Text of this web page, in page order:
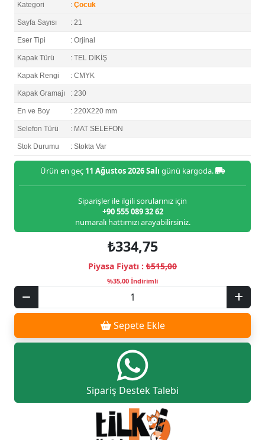
Kategori : Çocuk
Sayfa Sayısı : 21
Eser Tipi : Orjinal
Kapak Türü : TEL DİKİŞ
Kapak Rengi : CMYK
Kapak Gramajı : 230
En ve Boy : 220X220 mm
Selefon Türü : MAT SELEFON
Stok Durumu : Stokta Var
Ürün en geç 11 Ağustos 2026 Salı günü kargoda.
Siparişler ile ilgili sorularınız için
+90 555 089 32 62
numaralı hattımızı arayabilirsiniz.
₺334,75
Piyasa Fiyatı : ₺515,00
%35,00 İndirimli
Sepete Ekle
Sipariş Destek Talebi